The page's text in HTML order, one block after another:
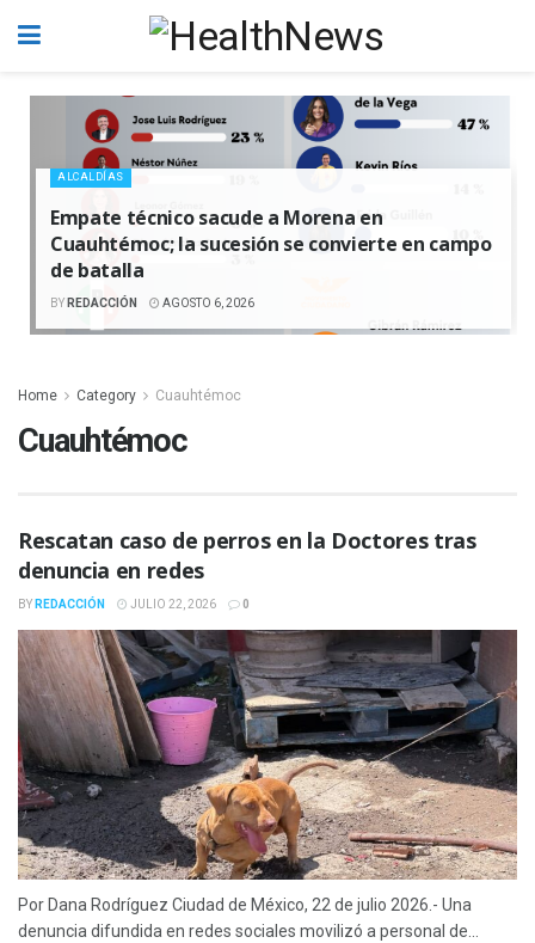
ALCALDÍAS
Empate técnico sacude a Morena en
Cuauhtémoc; la sucesión se convierte en campo
de batalla
BY REDACCIÓN AGOSTO 6, 2026
Home Category Cuauhtémoc
Cuauhtémoc
Rescatan caso de perros en la Doctores tras
denuncia en redes
BY REDACCIÓN JULIO 22, 2026 0
Por Dana Rodríguez Ciudad de México, 22 de julio 2026.- Una
denuncia difundida en redes sociales movilizó a personal de...